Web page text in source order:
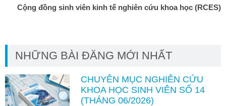
Cộng đồng sinh viên kinh tế nghiên cứu khoa học (RCES)
NHỮNG BÀI ĐĂNG MỚI NHẤT
CHUYÊN MỤC NGHIÊN CỨU
KHOA HỌC SINH VIÊN SỐ 14
(THÁNG 06/2026)